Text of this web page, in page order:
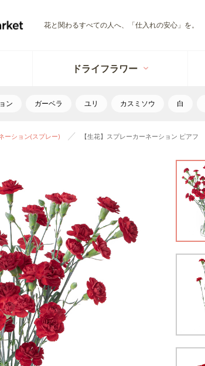
花と関わるすべての人へ、「仕入れの安心」を。
ドライフラワー
ン ガーベラ ユリ カスミソウ 白
ーション(スプレー) 【生花】スプレーカーネーション ピアフ